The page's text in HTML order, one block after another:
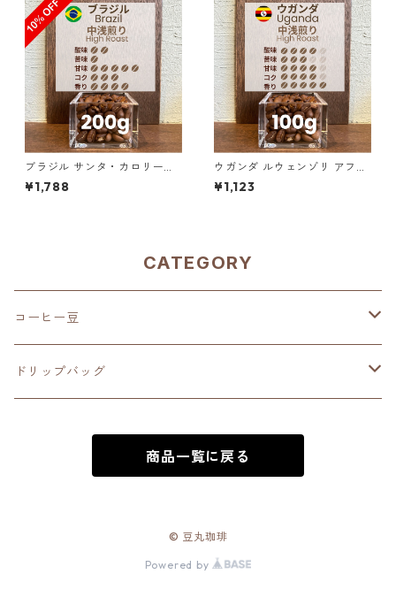
ブラジル サンタ・カロリーナ
農園 SFFC パイナップル・ハ
ニー 200g（100g単価の10%
¥1,788
ウガンダ ルウェンゾリ アフリ
カン・ムーン “ドンキー” ナチ
ュラル 100g
¥1,123
CATEGORY
コーヒー豆
深煎り（French Roast）
中煎り（City Roast）
ドリップバッグ
中深煎り（Full City Roast）
商品一覧に戻る
© 豆丸珈琲
Powered by